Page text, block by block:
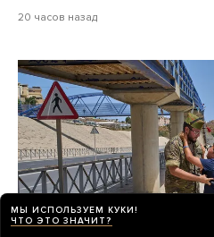
20 часов назад
МЫ ИСПОЛЬЗУЕМ КУКИ!
ЧТО ЭТО ЗНАЧИТ?